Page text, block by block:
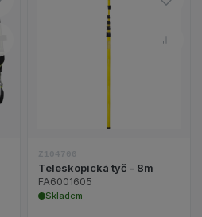
oblíbených – Protipádová
– Protipádová sada
produktu Protipádová sada (pro
Do
Zobrazit detail
Z104700
Teleskopická tyč - 8m
FA6001605
Skladem